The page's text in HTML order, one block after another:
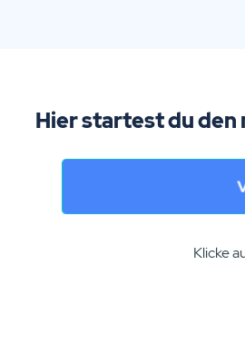
Hier startest du den
Klicke